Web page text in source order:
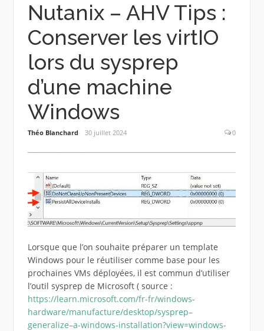
Nutanix – AHV Tips :
Conserver les virtIO
lors du sysprep
d’une machine
Windows
Théo Blanchard 30 juillet 2024 0
Lorsque que l’on souhaite préparer un template
Windows pour le réutiliser comme base pour les
prochaines VMs déployées, il est commun d’utiliser
l’outil sysprep de Microsoft ( source :
https://learn.microsoft.com/fr-fr/windows-
hardware/manufacture/desktop/sysprep–
generalize–a-windows-installation?view=windows-